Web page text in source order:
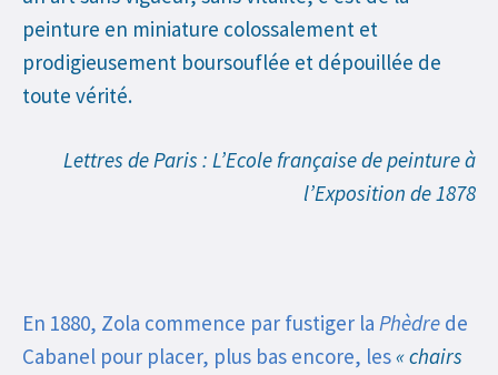
peinture en miniature colossalement et
prodigieusement boursouflée et dépouillée de
toute vérité.
Lettres de Paris : L’Ecole française de peinture à
l’Exposition de 1878
En 1880, Zola commence par fustiger la Phèdre de
Cabanel pour placer, plus bas encore, les« chairs